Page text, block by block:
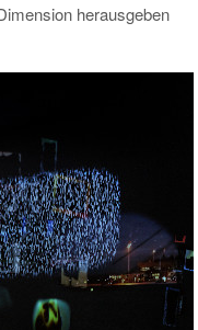
herausgeben